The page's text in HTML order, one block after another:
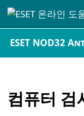
ESET NOD32
컴퓨터 검